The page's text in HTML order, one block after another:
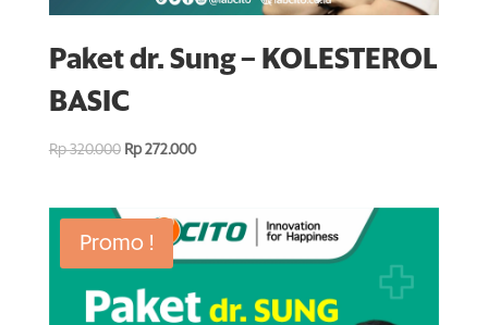
Paket dr. Sung – KOLESTEROL
BASIC
Rp320.000 Rp272.000
Promo !